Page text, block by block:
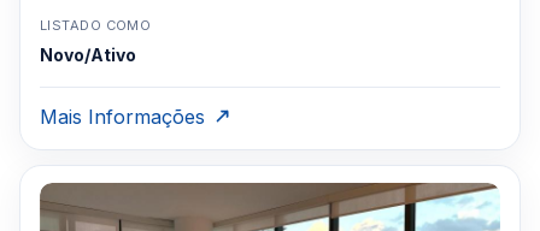
LISTADO COMO
Novo/Ativo
Mais Informações